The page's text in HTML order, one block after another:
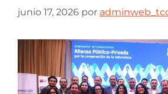
junio 17, 2026 por